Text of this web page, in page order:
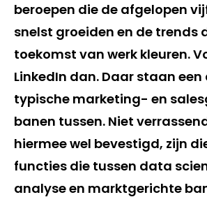
beroepen die de afgelopen
snelst groeiden en de trends
toekomst van werk kleuren.
LinkedIn dan. Daar staan
typische marketing- en
banen tussen. Niet
hiermee wel bevestigd, zijn
functies die tussen data
analyse en marktgerichte